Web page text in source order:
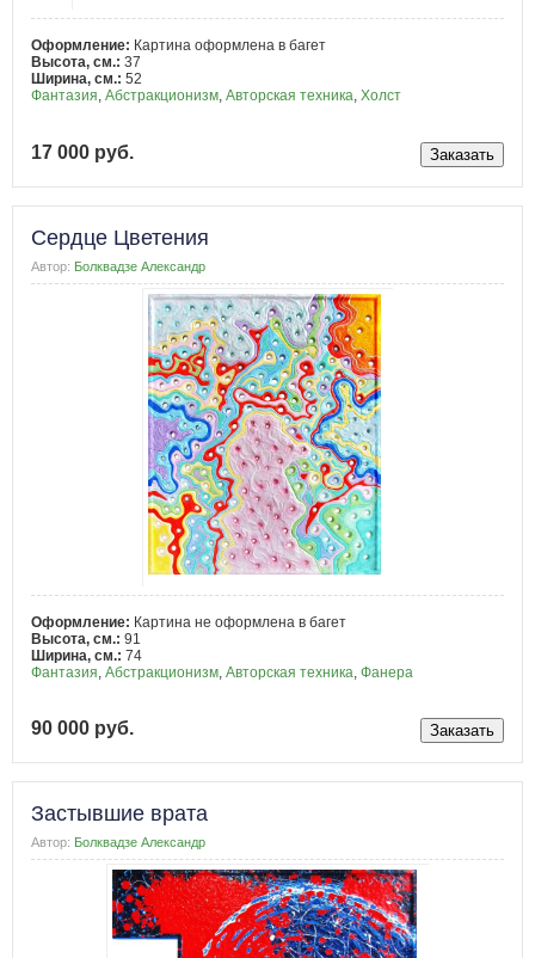
Оформление: Картина оформлена в багет
Высота, см.: 37
Ширина, см.: 52
Фантазия, Абстракционизм, Авторская техника, Холст
17 000 руб.
Сердце Цветения
Автор: Болквадзе Александр
Оформление: Картина не оформлена в багет
Высота, см.: 91
Ширина, см.: 74
Фантазия Абстракционизм Авторская техника Фанера
90 000 руб.
Застывшие врата
Автор: Болквадзе Александр